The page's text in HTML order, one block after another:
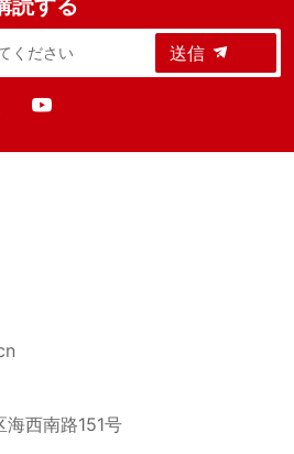
送信
西南路151号